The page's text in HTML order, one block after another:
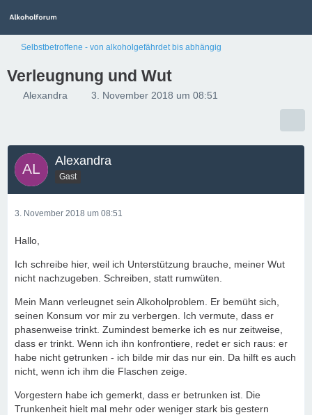
Selbstbetroffene - von alkoholgefährdet bis abhängig
Verleugnung und Wut
Alexandra 3. November 2018 um 08:51
Alexandra
Gast
3. November 2018 um 08:51
Hallo,
Ich schreibe hier, weil ich Unterstützung brauche, meiner Wut
nicht nachzugeben. Schreiben, statt rumwüten.
Mein Mann verleugnet sein Alkoholproblem. Er bemüht sich,
seinen Konsum vor mir zu verbergen. Ich vermute, dass er
phasenweise trinkt. Zumindest bemerke ich es nur zeitweise,
dass er trinkt. Wenn ich ihn konfrontiere, redet er sich raus: er
habe nicht getrunken - ich bilde mir das nur ein. Da hilft es auch
nicht, wenn ich ihm die Flaschen zeige.
Vorgestern habe ich gemerkt, dass er betrunken ist. Die
Trunkenheit hielt mal mehr oder weniger stark bis gestern